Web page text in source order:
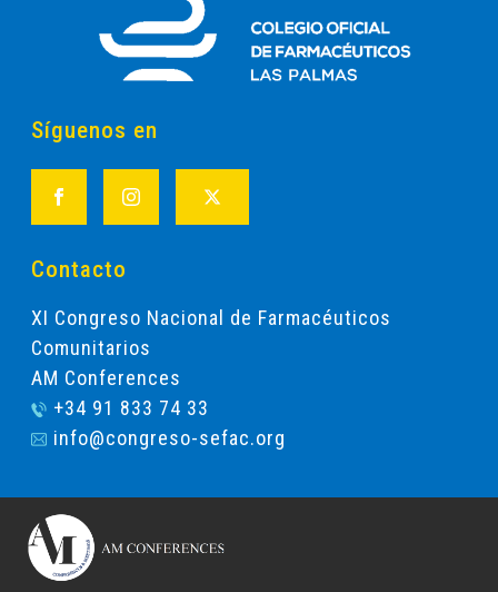
Síguenos en
Contacto
XI Congreso Nacional de Farmacéuticos
Comunitarios
AM Conferences
+34 91 833 74 33
info@congreso-sefac.org